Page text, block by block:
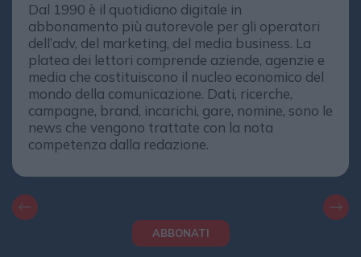
Dal 1990 è il quotidiano digitale in
abbonamento più autorevole per gli operatori
dell’adv, del marketing, del media business. La
platea dei lettori comprende aziende, agenzie e
media che costituiscono il nucleo economico del
mondo della comunicazione. Dati, ricerche,
campagne, brand, incarichi, gare, nomine, sono le
news che vengono trattate con la nota
competenza dalla redazione.
ABBONATI